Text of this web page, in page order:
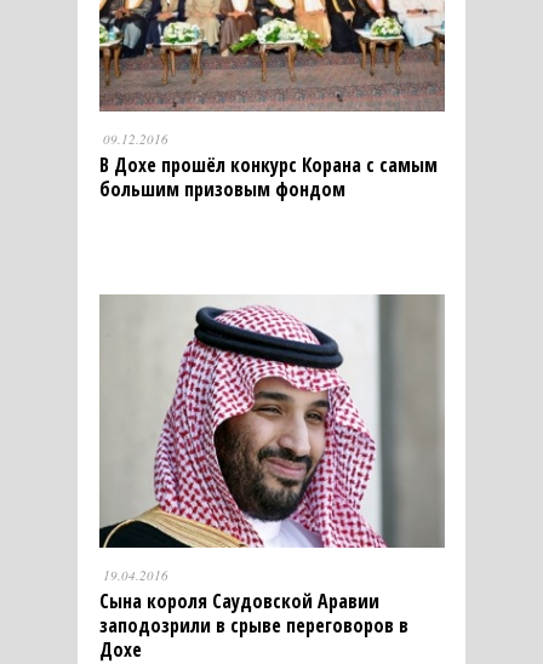
09.12.2016
В Дохе прошёл конкурс Корана с самым
большим призовым фондом
19.04.2016
Сына короля Саудовской Аравии
заподозрили в срыве переговоров в
Дохе